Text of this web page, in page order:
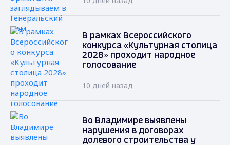
В рамках Всероссийского
конкурса «Культурная столица
2028» проходит народное
голосование
10 дней назад
Во Владимире выявлены
нарушения в договорах
долевого строительства у